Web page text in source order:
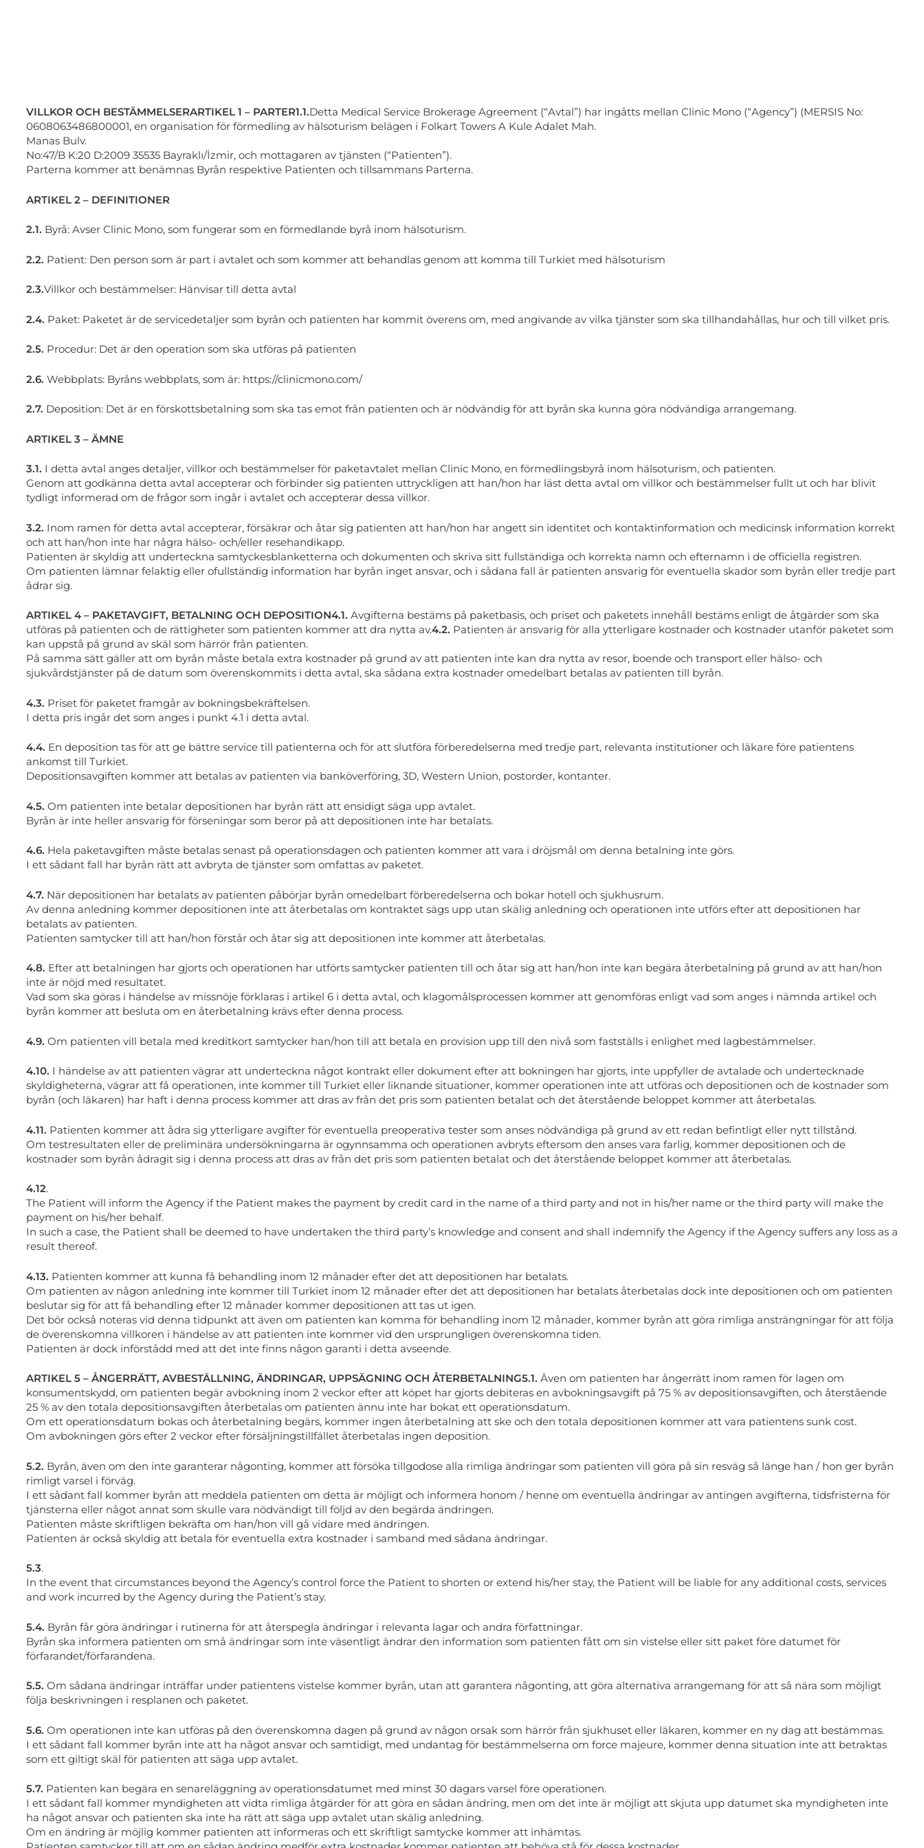
VILLKOR OCH BESTÄMMELSERARTIKEL 1 – PARTER1.1.Detta Medical Service Brokerage Agreement (“Avtal”) har ingåtts mellan Clinic Mono (“Agency”) (MERSIS No:
0608063486800001, en organisation för förmedling av hälsoturism belägen i Folkart Towers A Kule Adalet Mah.
Manas Bulv.
No:47/B K:20 D:2009 35535 Bayraklı/İzmir, och mottagaren av tjänsten (“Patienten”).
Parterna kommer att benämnas Byrån respektive Patienten och tillsammans Parterna.
ARTIKEL 2 – DEFINITIONER
2.1. Byrå: Avser Clinic Mono, som fungerar som en förmedlande byrå inom hälsoturism.
2.2. Patient: Den person som är part i avtalet och som kommer att behandlas genom att komma till Turkiet med hälsoturism
2.3.Villkor och bestämmelser: Hänvisar till detta avtal
2.4. Paket: Paketet är de servicedetaljer som byrån och patienten har kommit överens om, med angivande av vilka tjänster som ska tillhandahållas, hur och till vilket pris.
2.5. Procedur: Det är den operation som ska utföras på patienten
2.6. Webbplats: Byråns webbplats, som är: https://clinicmono.com/
2.7. Deposition: Det är en förskottsbetalning som ska tas emot från patienten och är nödvändig för att byrån ska kunna göra nödvändiga arrangemang.
ARTIKEL 3 – ÄMNE
3.1. I detta avtal anges detaljer, villkor och bestämmelser för paketavtalet mellan Clinic Mono, en förmedlingsbyrå inom hälsoturism, och patienten.
Genom att godkänna detta avtal accepterar och förbinder sig patienten uttryckligen att han/hon har läst detta avtal om villkor och bestämmelser fullt ut och har blivit
tydligt informerad om de frågor som ingår i avtalet och accepterar dessa villkor.
3.2. Inom ramen för detta avtal accepterar, försäkrar och åtar sig patienten att han/hon har angett sin identitet och kontaktinformation och medicinsk information korrekt
och att han/hon inte har några hälso- och/eller resehandikapp.
Patienten är skyldig att underteckna samtyckesblanketterna och dokumenten och skriva sitt fullständiga och korrekta namn och efternamn i de officiella registren.
Om patienten lämnar felaktig eller ofullständig information har byrån inget ansvar, och i sådana fall är patienten ansvarig för eventuella skador som byrån eller tredje part
ådrar sig.
ARTIKEL 4 – PAKETAVGIFT, BETALNING OCH DEPOSITION4.1. Avgifterna bestäms på paketbasis, och priset och paketets innehåll bestäms enligt de åtgärder som ska
utföras på patienten och de rättigheter som patienten kommer att dra nytta av.4.2. Patienten är ansvarig för alla ytterligare kostnader och kostnader utanför paketet som
kan uppstå på grund av skäl som härrör från patienten.
På samma sätt gäller att om byrån måste betala extra kostnader på grund av att patienten inte kan dra nytta av resor, boende och transport eller hälso- och
sjukvårdstjänster på de datum som överenskommits i detta avtal, ska sådana extra kostnader omedelbart betalas av patienten till byrån.
4.3. Priset för paketet framgår av bokningsbekräftelsen.
I detta pris ingår det som anges i punkt 4.1 i detta avtal.
4.4. En deposition tas för att ge bättre service till patienterna och för att slutföra förberedelserna med tredje part, relevanta institutioner och läkare före patientens
ankomst till Turkiet.
Depositionsavgiften kommer att betalas av patienten via banköverföring, 3D, Western Union, postorder, kontanter.
4.5. Om patienten inte betalar depositionen har byrån rätt att ensidigt säga upp avtalet.
Byrån är inte heller ansvarig för förseningar som beror på att depositionen inte har betalats.
4.6. Hela paketavgiften måste betalas senast på operationsdagen och patienten kommer att vara i dröjsmål om denna betalning inte görs.
I ett sådant fall har byrån rätt att avbryta de tjänster som omfattas av paketet.
4.7. När depositionen har betalats av patienten påbörjar byrån omedelbart förberedelserna och bokar hotell och sjukhusrum.
Av denna anledning kommer depositionen inte att återbetalas om kontraktet sägs upp utan skälig anledning och operationen inte utförs efter att depositionen har
betalats av patienten.
Patienten samtycker till att han/hon förstår och åtar sig att depositionen inte kommer att återbetalas.
4.8. Efter att betalningen har gjorts och operationen har utförts samtycker patienten till och åtar sig att han/hon inte kan begära återbetalning på grund av att han/hon
inte är nöjd med resultatet.
Vad som ska göras i händelse av missnöje förklaras i artikel 6 i detta avtal, och klagomålsprocessen kommer att genomföras enligt vad som anges i nämnda artikel och
byrån kommer att besluta om en återbetalning krävs efter denna process.
4.9. Om patienten vill betala med kreditkort samtycker han/hon till att betala en provision upp till den nivå som fastställs i enlighet med lagbestämmelser.
4.10. I händelse av att patienten vägrar att underteckna något kontrakt eller dokument efter att bokningen har gjorts, inte uppfyller de avtalade och undertecknade
skyldigheterna, vägrar att få operationen, inte kommer till Turkiet eller liknande situationer, kommer operationen inte att utföras och depositionen och de kostnader som
byrån (och läkaren) har haft i denna process kommer att dras av från det pris som patienten betalat och det återstående beloppet kommer att återbetalas.
4.11. Patienten kommer att ådra sig ytterligare avgifter för eventuella preoperativa tester som anses nödvändiga på grund av ett redan befintligt eller nytt tillstånd.
Om testresultaten eller de preliminära undersökningarna är ogynnsamma och operationen avbryts eftersom den anses vara farlig, kommer depositionen och de
kostnader som byrån ådragit sig i denna process att dras av från det pris som patienten betalat och det återstående beloppet kommer att återbetalas.
4.12.
The Patient will inform the Agency if the Patient makes the payment by credit card in the name of a third party and not in his/her name or the third party will make the
payment on his/her behalf.
In such a case, the Patient shall be deemed to have undertaken the third party’s knowledge and consent and shall indemnify the Agency if the Agency suffers any loss as a
result thereof.
4.13. Patienten kommer att kunna få behandling inom 12 månader efter det att depositionen har betalats.
Om patienten av någon anledning inte kommer till Turkiet inom 12 månader efter det att depositionen har betalats återbetalas dock inte depositionen och om patienten
beslutar sig för att få behandling efter 12 månader kommer depositionen att tas ut igen.
Det bör också noteras vid denna tidpunkt att även om patienten kan komma för behandling inom 12 månader, kommer byrån att göra rimliga ansträngningar för att följa
de överenskomna villkoren i händelse av att patienten inte kommer vid den ursprungligen överenskomna tiden.
Patienten är dock införstådd med att det inte finns någon garanti i detta avseende.
ARTIKEL 5 – ÅNGERRÄTT, AVBESTÄLLNING, ÄNDRINGAR, UPPSÄGNING OCH ÅTERBETALNING5.1. Även om patienten har ångerrätt inom ramen för lagen om
konsumentskydd, om patienten begär avbokning inom 2 veckor efter att köpet har gjorts debiteras en avbokningsavgift på 75 % av depositionsavgiften, och återstående
25 % av den totala depositionsavgiften återbetalas om patienten ännu inte har bokat ett operationsdatum.
Om ett operationsdatum bokas och återbetalning begärs, kommer ingen återbetalning att ske och den totala depositionen kommer att vara patientens sunk cost.
Om avbokningen görs efter 2 veckor efter försäljningstillfället återbetalas ingen deposition.
5.2. Byrån, även om den inte garanterar någonting, kommer att försöka tillgodose alla rimliga ändringar som patienten vill göra på sin resväg så länge han / hon ger byrån
rimligt varsel i förväg.
I ett sådant fall kommer byrån att meddela patienten om detta är möjligt och informera honom / henne om eventuella ändringar av antingen avgifterna, tidsfristerna för
tjänsterna eller något annat som skulle vara nödvändigt till följd av den begärda ändringen.
Patienten måste skriftligen bekräfta om han/hon vill gå vidare med ändringen.
Patienten är också skyldig att betala för eventuella extra kostnader i samband med sådana ändringar.
5.3.
In the event that circumstances beyond the Agency’s control force the Patient to shorten or extend his/her stay, the Patient will be liable for any additional costs, services
and work incurred by the Agency during the Patient’s stay.
5.4. Byrån får göra ändringar i rutinerna för att återspegla ändringar i relevanta lagar och andra författningar.
Byrån ska informera patienten om små ändringar som inte väsentligt ändrar den information som patienten fått om sin vistelse eller sitt paket före datumet för
förfarandet/förfarandena.
5.5. Om sådana ändringar inträffar under patientens vistelse kommer byrån, utan att garantera någonting, att göra alternativa arrangemang för att så nära som möjligt
följa beskrivningen i resplanen och paketet.
5.6. Om operationen inte kan utföras på den överenskomna dagen på grund av någon orsak som härrör från sjukhuset eller läkaren, kommer en ny dag att bestämmas.
I ett sådant fall kommer byrån inte att ha något ansvar och samtidigt, med undantag för bestämmelserna om force majeure, kommer denna situation inte att betraktas
som ett giltigt skäl för patienten att säga upp avtalet.
5.7. Patienten kan begära en senareläggning av operationsdatumet med minst 30 dagars varsel före operationen.
I ett sådant fall kommer myndigheten att vidta rimliga åtgärder för att göra en sådan ändring, men om det inte är möjligt att skjuta upp datumet ska myndigheten inte
ha något ansvar och patienten ska inte ha rätt att säga upp avtalet utan skälig anledning.
Om en ändring är möjlig kommer patienten att informeras och ett skriftligt samtycke kommer att inhämtas.